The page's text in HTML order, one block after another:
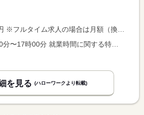
の場合は月額（換算額）、パート求人の場合は時間額を表示しています。
を見る (ハローワークより転載)